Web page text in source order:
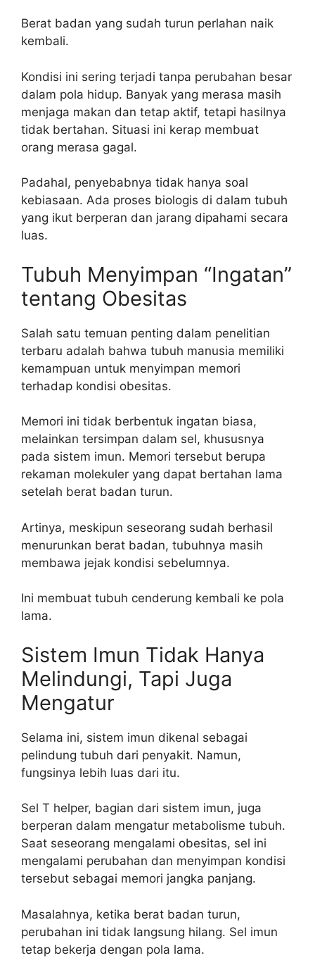
Berat badan yang sudah turun perlahan naik
kembali.
Kondisi ini sering terjadi tanpa perubahan besar
dalam pola hidup. Banyak yang merasa masih
menjaga makan dan tetap aktif, tetapi hasilnya
tidak bertahan. Situasi ini kerap membuat
orang merasa gagal.
Padahal, penyebabnya tidak hanya soal
kebiasaan. Ada proses biologis di dalam tubuh
yang ikut berperan dan jarang dipahami secara
luas.
Tubuh Menyimpan “Ingatan”
tentang Obesitas
Salah satu temuan penting dalam penelitian
terbaru adalah bahwa tubuh manusia memiliki
kemampuan untuk menyimpan memori
terhadap kondisi obesitas.
Memori ini tidak berbentuk ingatan biasa,
melainkan tersimpan dalam sel, khususnya
pada sistem imun. Memori tersebut berupa
rekaman molekuler yang dapat bertahan lama
setelah berat badan turun.
Artinya, meskipun seseorang sudah berhasil
menurunkan berat badan, tubuhnya masih
membawa jejak kondisi sebelumnya.
Ini membuat tubuh cenderung kembali ke pola
lama.
Sistem Imun Tidak Hanya
Melindungi, Tapi Juga
Mengatur
Selama ini, sistem imun dikenal sebagai
pelindung tubuh dari penyakit. Namun,
fungsinya lebih luas dari itu.
Sel T helper, bagian dari sistem imun, juga
berperan dalam mengatur metabolisme tubuh.
Saat seseorang mengalami obesitas, sel ini
mengalami perubahan dan menyimpan kondisi
tersebut sebagai memori jangka panjang.
Masalahnya, ketika berat badan turun,
perubahan ini tidak langsung hilang. Sel imun
tetap bekerja dengan pola lama.